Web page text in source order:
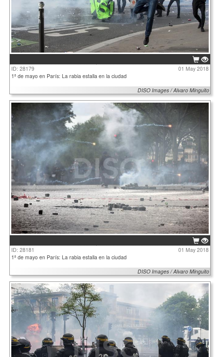
ID: 28179
01 May 2018
1ª de mayo en París: La rabia estalla en la ciudad
DISO Images / Alvaro Minguito
ID: 28181
01 May 2018
1ª de mayo en París: La rabia estalla en la ciudad
DISO Images / Alvaro Minguito